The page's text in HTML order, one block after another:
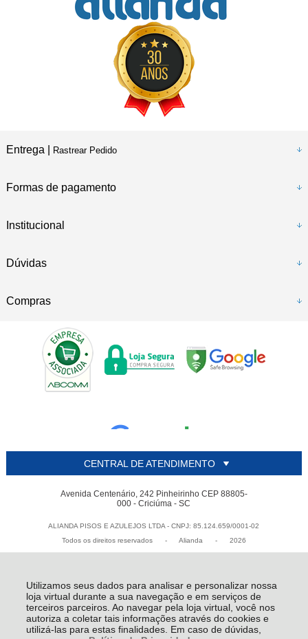
Utilizamos seus dados para analisar e personalizar nossa
loja virtual durante a sua navegação e em serviços de
terceiros parceiros. Ao navegar pela loja virtual, você nos
autoriza a coletar tais informações através do cookies e
utilizá-las para estas finalidades. Em caso de dúvidas,
Entrega | Rastrear Pedido
Formas de pagamento
Institucional
Dúvidas
Compras
CENTRAL DE ATENDIMENTO
Avenida Centenário, 242 Pinheirinho CEP 88805-
000 - Criciúma - SC
ALIANDA PISOS E AZULEJOS LTDA - CNPJ: 85.124.659/0001-02
Todos os direitos reservados
- Alianda - 2026